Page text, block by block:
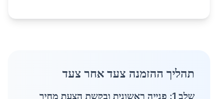
תהליך ההזמנה צעד אחר צעד
שלב 1: פנייה ראשונית ובקשת הצעת מחיר